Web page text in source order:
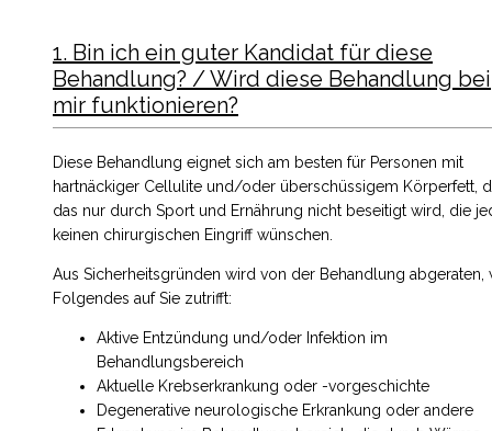
1. Bin ich ein guter Kandidat für diese
Behandlung? / Wird diese Behandlung bei
mir funktionieren?
Diese Behandlung eignet sich am besten für Personen mit
hartnäckiger Cellulite und/oder überschüssigem Körperfett,
das nur durch Sport und Ernährung nicht beseitigt wird, die
keinen chirurgischen Eingriff wünschen.
Aus Sicherheitsgründen wird von der Behandlung abgeraten,
Folgendes auf Sie zutrifft:
Aktive Entzündung und/oder Infektion im
Behandlungsbereich
Aktuelle Krebserkrankung oder -vorgeschichte
Degenerative neurologische Erkrankung oder andere